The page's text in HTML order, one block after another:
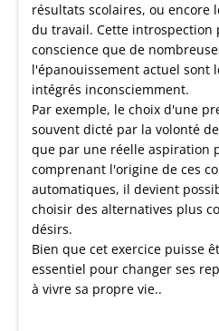
résultats scolaires, ou encore
du travail. Cette
conscience que de
l'épanouissement actuel sont
intégrés inconsciemment.
Par exemple, le choix d'une
souvent dicté par la volonté
que par une réelle aspiration
comprenant l'origine de ces
automatiques, il devient
choisir des alternatives plus
désirs.
Bien que cet exercice puisse
essentiel pour changer ses
à vivre sa propre vie..